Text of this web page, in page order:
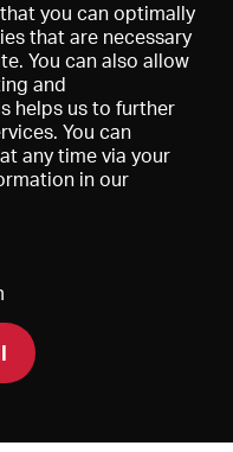
you can optimally
that are necessary
You can also allow
and
helps us to further
You can
any time via your
in our